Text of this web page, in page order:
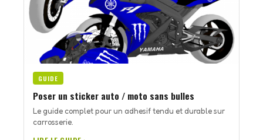
GUIDE
Poser un sticker auto / moto sans bulles
Le guide complet pour un adhesif tendu et durable sur
carrosserie.